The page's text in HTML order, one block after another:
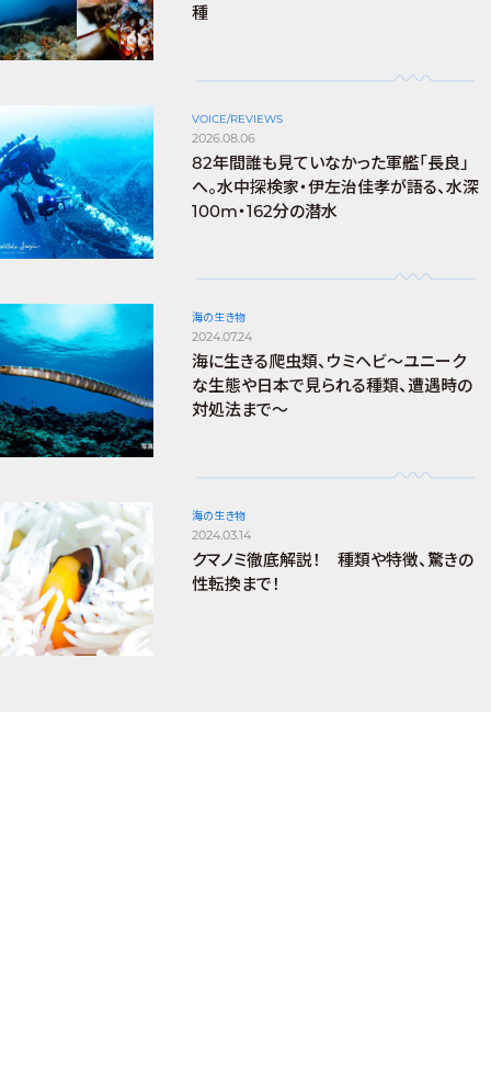
種
VOICE/REVIEWS
2026.08.06
82年間誰も見ていなかった軍艦「長良」
へ。水中探検家・伊左治佳孝が語る、水深
100m・162分の潜水
海の生き物
2024.07.24
海に生きる爬虫類、ウミヘビ～ユニーク
な生態や日本で見られる種類、遭遇時の
対処法まで～
海の生き物
2024.03.14
クマノミ徹底解説！ 種類や特徴、驚きの
性転換まで！